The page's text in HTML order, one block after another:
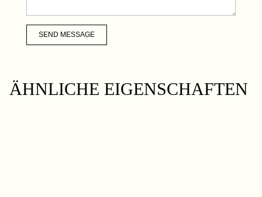
SEND MESSAGE
ÄHNLICHE EIGENSCHAFTEN